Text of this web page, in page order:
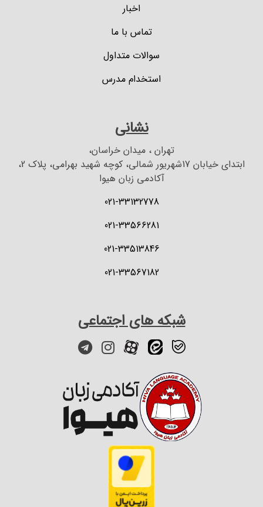
اخبار
تماس با ما
سوالات متداول
استخدام مدرس
نشانی
تهران ، میدان خراسان،
ابتدای خیابان 17شهریور شمالی، کوچه شهید بهرامی، پلاک 2،
آکادمی زبان هیوا
021-33132778
021-33566281
021-33513846
021-33567182
شبکه های اجتماعی